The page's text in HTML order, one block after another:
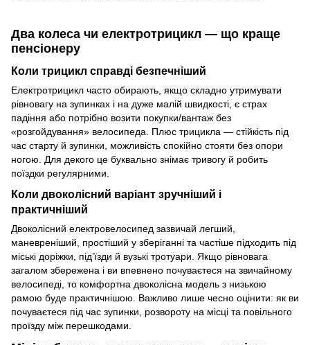
Два колеса чи електротрицикл — що краще
пенсіонеру
Коли трицикл справді безпечніший
Електротрицикл часто обирають, якщо складно утримувати
рівновагу на зупинках і на дуже малій швидкості, є страх
падіння або потрібно возити покупки/вантаж без
«розгойдування» велосипеда. Плюс трицикла — стійкість під
час старту й зупинки, можливість спокійно стояти без опори
ногою. Для декого це буквально знімає тривогу й робить
поїздки регулярними.
Коли двоколісний варіант зручніший і
практичніший
Двоколісний електровелосипед зазвичай легший,
маневреніший, простіший у зберіганні та частіше підходить під
міські доріжки, під’їзди й вузькі тротуари. Якщо рівновага
загалом збережена і ви впевнено почуваєтеся на звичайному
велосипеді, то комфортна двоколісна модель з низькою
рамою буде практичнішою. Важливо лише чесно оцінити: як ви
почуваєтеся під час зупинки, розвороту на місці та повільного
проїзду між перешкодами.